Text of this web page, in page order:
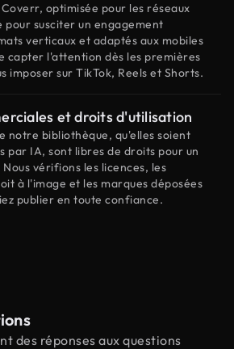
optimisée pour les réseaux
pour susciter un engagement
verticaux et adaptés aux mobiles
capter l'attention dès les premières
imposer sur TikTok, Reels et Shorts.
et droits d'utilisation
notre bibliothèque, qu'elles soient
par IA, sont libres de droits pour un
vérifions les licences, les
à l'image et les marques déposées
publier en toute confiance.
des réponses aux questions